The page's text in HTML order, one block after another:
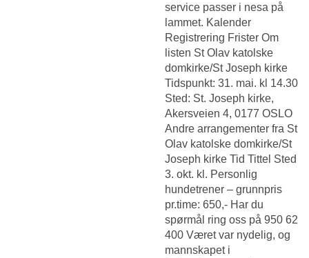
service passer i nesa på
lammet. Kalender
Registrering Frister Om
listen St Olav katolske
domkirke/St Joseph kirke
Tidspunkt: 31. mai. kl 14.30
Sted: St. Joseph kirke,
Akersveien 4, 0177 OSLO
Andre arrangementer fra St
Olav katolske domkirke/St
Joseph kirke Tid Tittel Sted
3. okt. kl. Personlig
hundetrener – grunnpris
pr.time: 650,- Har du
spørmål ring oss på 950 62
400 Været var nydelig, og
mannskapet i